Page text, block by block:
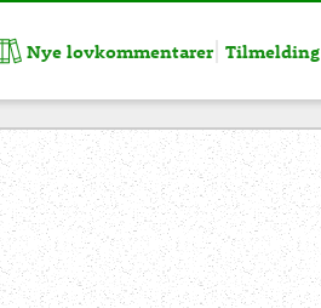
Nye lovkommentarer Tilmelding